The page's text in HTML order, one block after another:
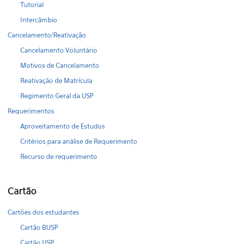
Tutorial
Intercâmbio
Cancelamento/Reativação
Cancelamento Voluntário
Motivos de Cancelamento
Reativação de Matrícula
Regimento Geral da USP
Requerimentos
Aproveitamento de Estudos
Critérios para análise de Requerimento
Recurso de requerimento
Cartão
Cartões dos estudantes
Cartão BUSP